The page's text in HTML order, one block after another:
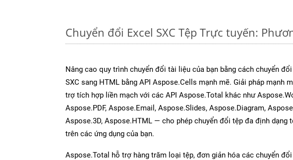
Chuyển đổi Excel SXC Tệp Trực tuyến:
Nâng cao quy trình chuyển đổi tài liệu của bạn bằng cách chuyển
SXC sang HTML bằng API Aspose.Cells mạnh mẽ. Giải pháp mạnh
trợ tích hợp liền mạch với các API Aspose.Total khác như
Aspose.PDF, Aspose.Email, Aspose.Slides, Aspose.Diagram,
Aspose.3D, Aspose.HTML — cho phép chuyển đổi tệp đa định dạng
trên các ứng dụng của bạn.
Aspose.Total hỗ trợ hàng trăm loại tệp, đơn giản hóa các chuyển